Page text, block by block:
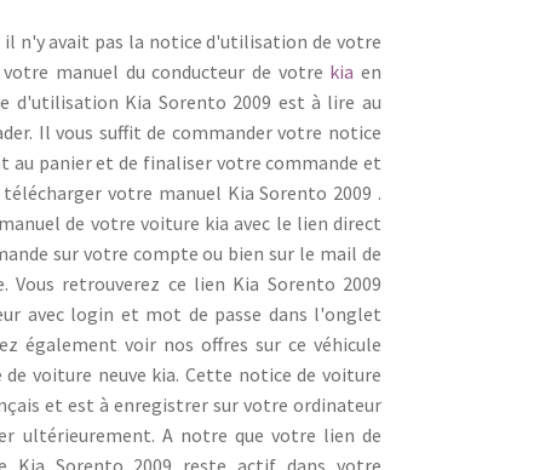
il n'y avait pas la notice d'utilisation de votre
manuel du conducteur de votre kia en
d'utilisation Kia Sorento 2009 est à lire au
Il vous suffit de commander votre notice
au panier et de finaliser votre commande et
votre manuel Kia Sorento 2009 .
de votre voiture kia avec le lien direct
sur votre compte ou bien sur le mail de
Vous retrouverez ce lien Kia Sorento 2009
avec login et mot de passe dans l'onglet
également voir nos offres sur ce véhicule
voiture neuve kia. Cette notice de voiture
et est à enregistrer sur votre ordinateur
ultérieurement. A notre que votre lien de
Kia Sorento 2009 reste actif dans votre